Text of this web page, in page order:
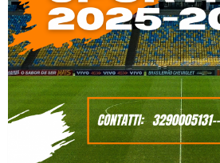
Ddl Lobby, Uisp: “Il Parlamento